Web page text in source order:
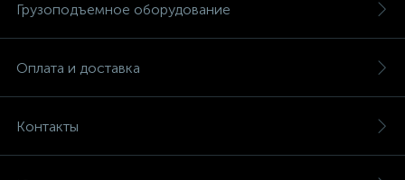
Грузоподъемное оборудование
Оплата и доставка
Контакты